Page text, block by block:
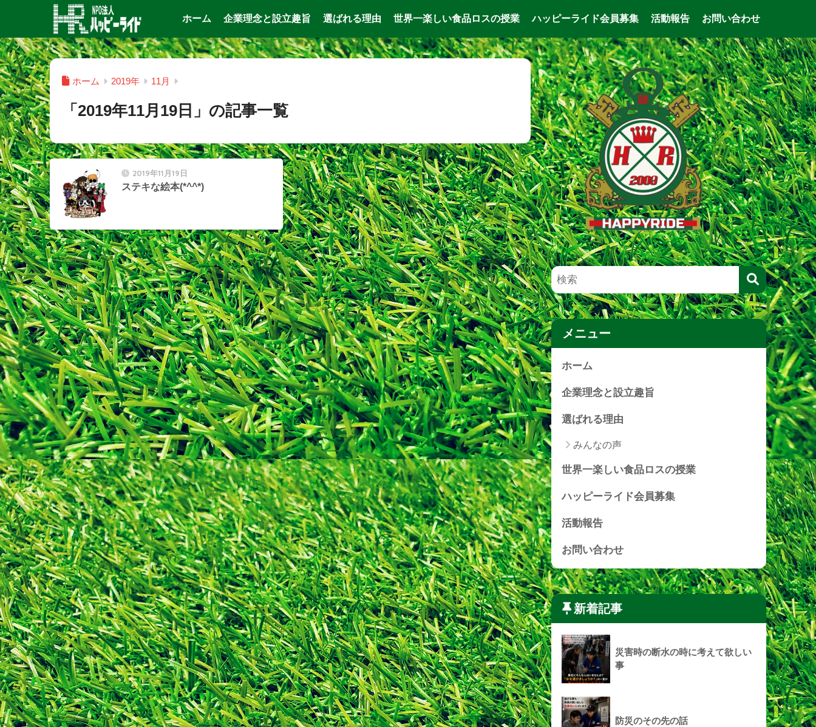
ホーム 企業理念と設立趣旨 選ばれる理由 世界一楽しい食品ロスの授業 ハッピーライド会員募集 活動報告 お問い合わせ
ホーム 2019年 11月
「2019年11月19日」の記事一覧
2019年11月19日
ステキな絵本(*^^*)
メニュー
ホーム
企業理念と設立趣旨
選ばれる理由
みんなの声
世界一楽しい食品ロスの授業
ハッピーライド会員募集
活動報告
お問い合わせ
新着記事
災害時の断水の時に考えて欲しい
事
防災のその先の話